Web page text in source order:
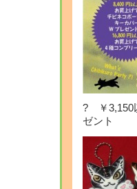
? ￥3,150
ゼント